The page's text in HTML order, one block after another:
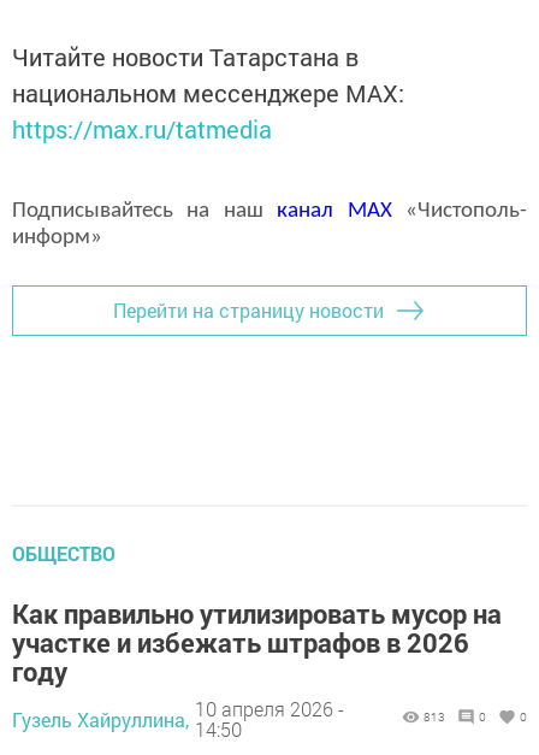
Читайте новости Татарстана в
национальном мессенджере MАХ:
https://max.ru/tatmedia
Подписывайтесь на наш канал MAX«Чистополь-
информ»
Перейти на страницу новости
ОБЩЕСТВО
Как правильно утилизировать мусор на
участке и избежать штрафов в 2026
году
Гузель Хайруллина, 10 апреля 2026 -
14:50
813 0 0